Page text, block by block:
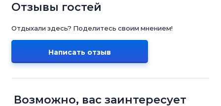
Отзывы гостей
Отдыхали здесь? Поделитесь своим мнением!
Написать отзыв
Возможно, вас заинтересует